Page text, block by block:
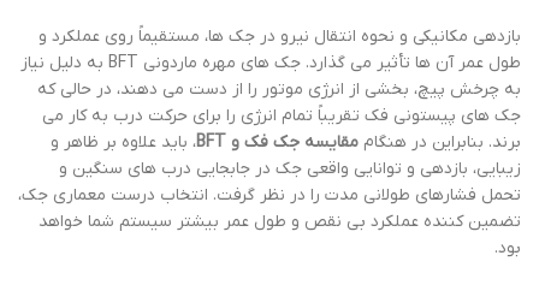
بازدهی مکانیکی و نحوه انتقال نیرو در جک ها، مستقیماً روی عملکرد و
طول عمر آن ها تأثیر می گذارد. جک های مهره ماردونی BFT به دلیل نیاز
به چرخش پیچ، بخشی از انرژی موتور را از دست می دهند، در حالی که
جک های پیستونی فک تقریباً تمام انرژی را برای حرکت درب به کار می
برند. بنابراین در هنگام مقایسه جک فک و BFT
، باید علاوه بر ظاهر و
زیبایی، بازدهی و توانایی واقعی جک در جابجایی درب های سنگین و
تحمل فشارهای طولانی مدت را در نظر گرفت. انتخاب درست معماری جک،
تضمین کننده عملکرد بی نقص و طول عمر بیشتر سیستم شما خواهد
بود.